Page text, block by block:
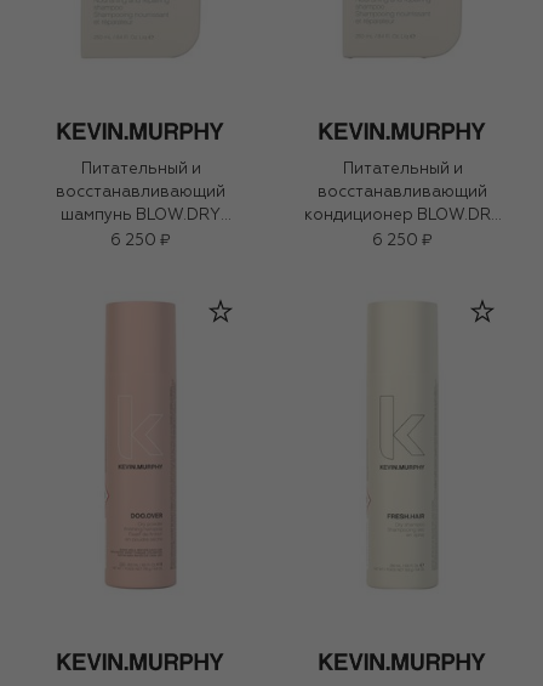
Питательный и
восстанавливающий
шампунь BLOW.DRY
WASH (250ml)
6 250 ₽
Питательный и
восстанавливающий
кондиционер BLOW.DRY
RINSE (250ml)
6 250 ₽